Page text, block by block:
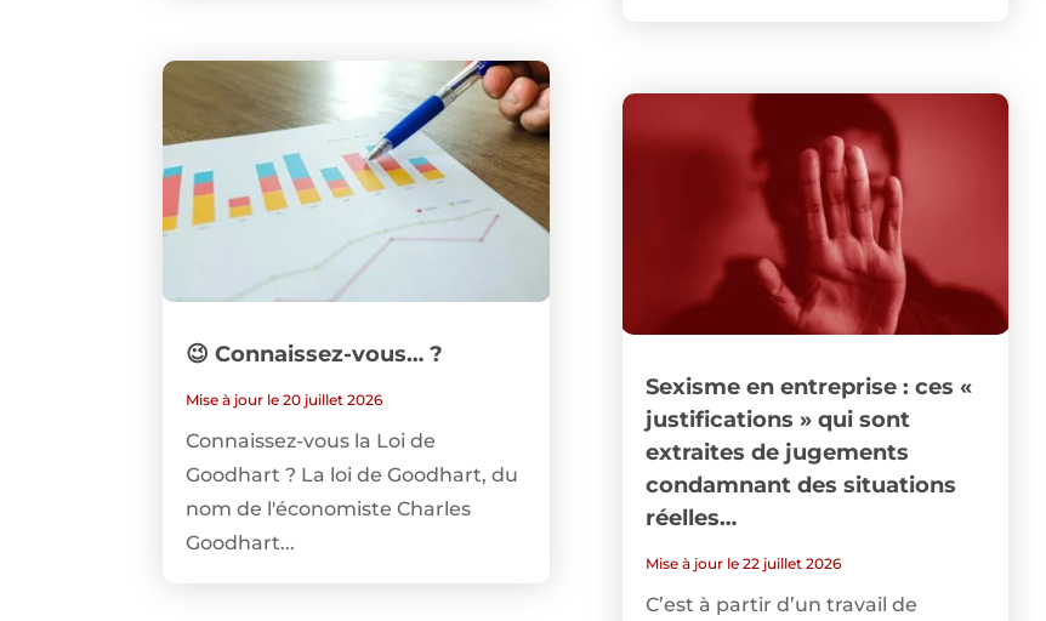
😉 Connaissez-vous… ?
Mise à jour le 20 juillet 2026
Connaissez-vous la Loi de
Goodhart ? La loi de Goodhart, du
nom de l'économiste Charles
Goodhart...
Sexisme en entreprise : ces «
justifications » qui sont
extraites de jugements
condamnant des situations
réelles…
Mise à jour le 22 juillet 2026
C’est à partir d’un travail de